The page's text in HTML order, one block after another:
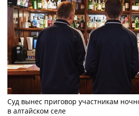
Суд вынес приговор участникам
в алтайском селе